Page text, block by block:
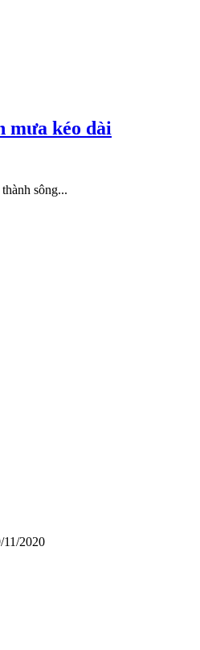
mưa kéo dài
sông...
2020